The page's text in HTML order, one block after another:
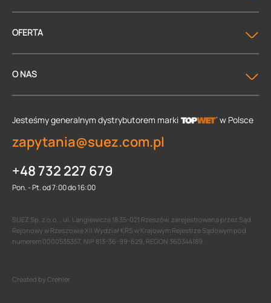
OFERTA
O NAS
Jesteśmy generalnym dystrybutorem marki w Polsce
zapytania@suez.com.pl
+48 732 227 679
Pon. - Pt. od 7:00 do 16:00
SUEZ Sp. z o.o. , ul. Langiewicza 18 35-021 Rzeszów, zarejestrowana przez Sąd
Rejonowy w Rzeszowie XII Wydział KRS w Krajowym Rejestrze Sądowym pod
numerem 0000535357, NIP 813-36-99-629, REGON 360344189.
Created by Crehler